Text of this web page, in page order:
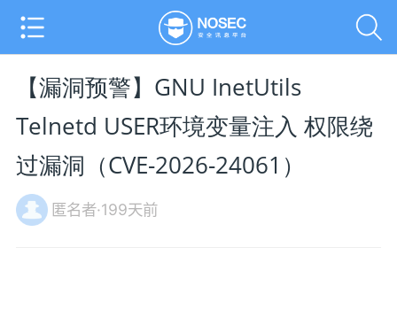
【漏洞预警】GNU InetUtils
Telnetd USER环境变量注入 权限绕
过漏洞（CVE-2026-24061）
匿名者·199天前